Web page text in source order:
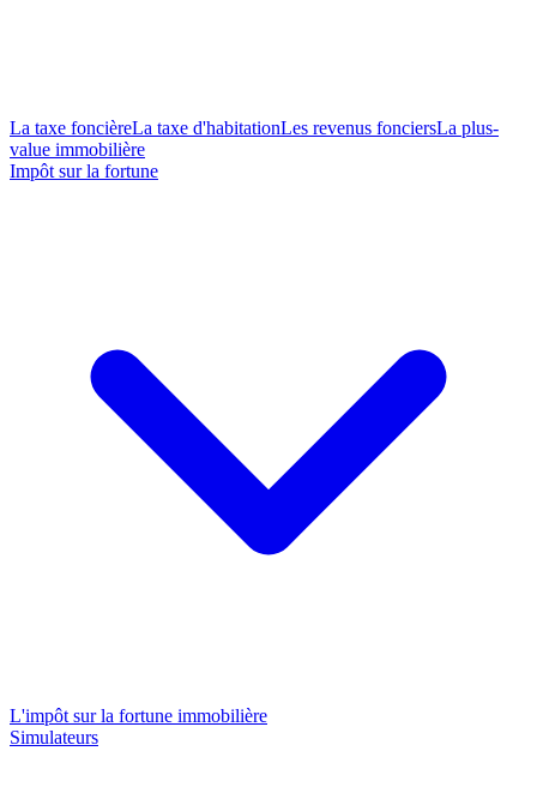
La taxe foncièreLa taxe d'habitationLes revenus fonciersLa plus-
value immobilière
Impôt sur la fortune
L'impôt sur la fortune immobilière
Simulateurs